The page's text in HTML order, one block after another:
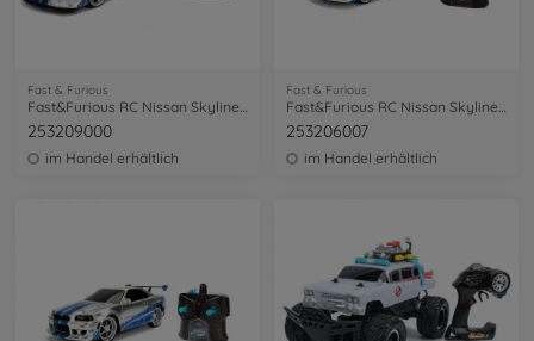
Fast & Furious
Fast&Furious RC Nissan Skyline GTR 1:10
253209000
im Handel erhältlich
Fast & Furious
Fast&Furious RC Nissan Skyline GTR 1:16
253206007
im Handel erhältlich